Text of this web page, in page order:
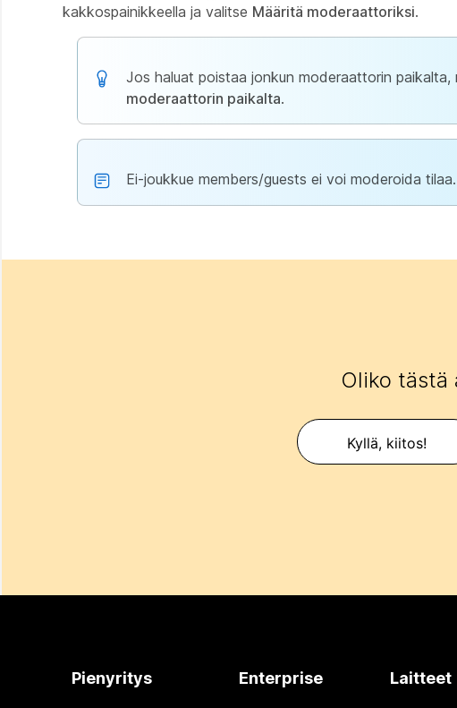
kakkospainikkeella ja valitse Määritä moderaattoriksi.
Jos haluat poistaa jonkun moderaattorin
moderaattorin paikalta.
Ei-joukkue members/guests ei voi moderoida tilaa.
Oliko tästä
Kyllä, kiitos!
Pienyritys Enterprise Laitteet